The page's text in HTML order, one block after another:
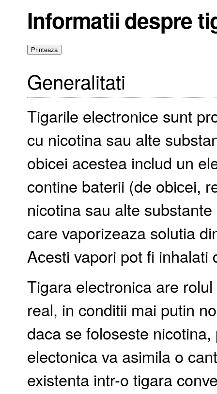
Informatii despre
Generalitati
Tigarile electronice sunt
cu nicotina sau alte
obicei acestea includ un
contine baterii (de obicei,
nicotina sau alte
care vaporizeaza solutia
Acesti vapori pot fi inhalati
Tigara electronica are
real, in conditii mai putin
daca se foloseste
electonica va asimila o
existenta intr-o tigara